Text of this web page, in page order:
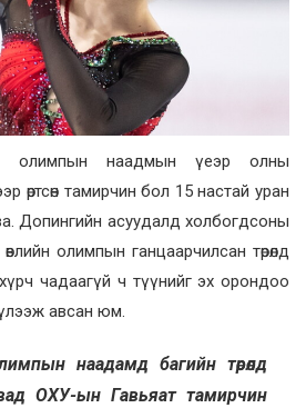
олимпын наадмын үеэр олны
өртсөн тамирчин бол 15 настай уран
Допингийн асуудалд холбогдсоны
олимпын ганцаарчилсан төрөлд
чадаагүй ч түүнийг эх орондоо
авсан юм.
наадамд багийн төрөлд
ОХУ-ын Гавьяат тамирчин